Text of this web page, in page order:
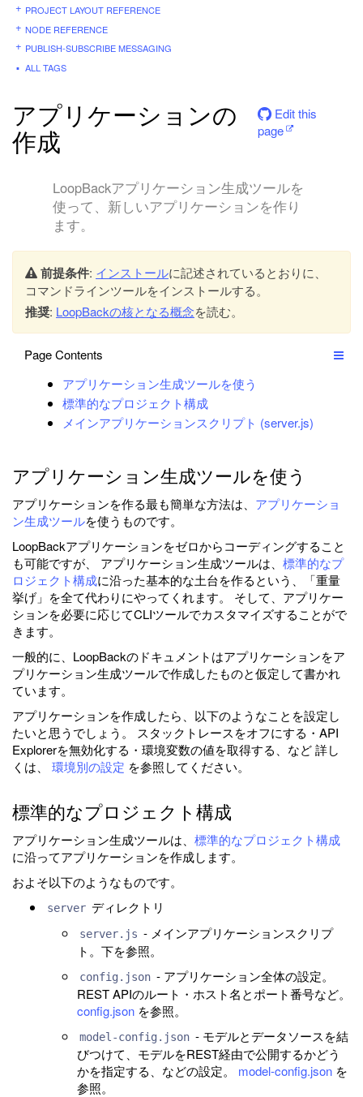
PROJECT LAYOUT REFERENCE
NODE REFERENCE
PUBLISH-SUBSCRIBE MESSAGING
ALL TAGS
アプリケーションの
作成
Edit this
page
LoopBackアプリケーション生成ツールを
使って、新しいアプリケーションを作り
ます。
前提条件: インストールに記述されているとおりに、
コマンドラインツールをインストールする。
推奨: LoopBackの核となる概念を読む。
Page Contents
アプリケーション生成ツールを使う
標準的なプロジェクト構成
メインアプリケーションスクリプト (server.js)
アプリケーション生成ツールを使う
アプリケーションを作る最も簡単な方法は、 アプリケーショ
ン生成ツールを使うものです。
LoopBackアプリケーションをゼロからコーディングすること
も可能ですが、 アプリケーション生成ツールは、 標準的なプ
ロジェクト構成に沿った基本的な土台を作るという、「重量
挙げ」を全て代わりにやってくれます。 そして、アプリケー
ションを必要に応じてCLIツールでカスタマイズすることがで
きます。
一般的に、LoopBackのドキュメントはアプリケーションをア
プリケーション生成ツールで作成したものと仮定して書かれ
ています。
アプリケーションを作成したら、以下のようなことを設定し
たいと思うでしょう。 スタックトレースをオフにする・API
Explorerを無効化する・環境変数の値を取得する、など 詳し
くは、 環境別の設定 を参照してください。
標準的なプロジェクト構成
アプリケーション生成ツールは、 標準的なプロジェクト構成
に沿ってアプリケーションを作成します。
およそ以下のようなものです。
server ディレクトリ
server.js - メインアプリケーションスクリプ
ト。下を参照。
config.json - アプリケーション全体の設定。
REST APIのルート・ホスト名とポート番号など。
config.json を参照。
model-config.json - モデルとデータソースを結
びつけて、モデルをREST経由で公開するかどう
かを指定する、などの設定。 model-config.json を
参照。